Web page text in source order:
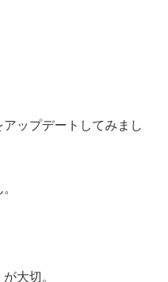
ップデートしてみまし
大切。